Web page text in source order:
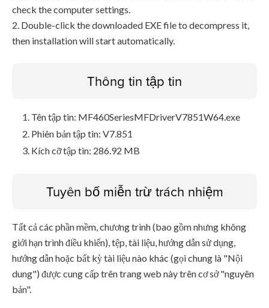
check the computer settings.
2. Double-click the downloaded EXE file to decompress it,
then installation will start automatically.
Thông tin tập tin
Tên tập tin: MF460SeriesMFDriverV7851W64.exe
Phiên bản tập tin: V7.851
Kích cỡ tập tin: 286.92 MB
Tuyên bố miễn trừ trách nhiệm
Tất cả các phần mềm, chương trình (bao gồm nhưng không
giới hạn trình điều khiển), tệp, tài liệu, hướng dẫn sử dụng,
hướng dẫn hoặc bất kỳ tài liệu nào khác (gọi chung là "Nội
dung") được cung cấp trên trang web này trên cơ sở "nguyên
bản".